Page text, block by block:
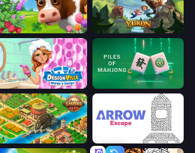
Country Life Meadows Yukon: Family Adventure
Designville: Merge & Design Piles of Mahjong
Empire City Arrow Escape